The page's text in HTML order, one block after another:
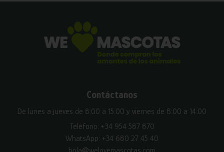
Contáctanos
De lunes a jueves de 8:00 a 15:00 y viernes de 8:00 a 14:00
Teléfono: +34 954 587 870
WhatsApp: +34 680 27 45 40